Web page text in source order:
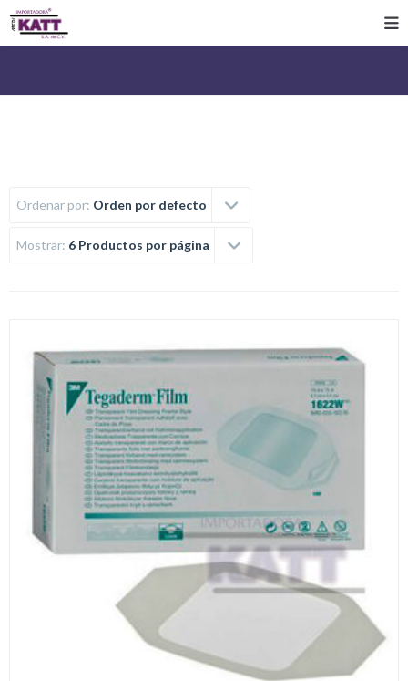
Ordenar por: Orden por defecto
Mostrar: 6 Productos por página